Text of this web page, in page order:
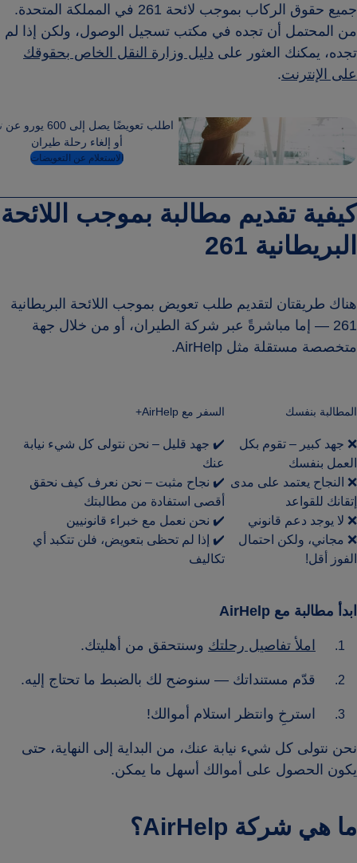
جميع حقوق الركاب بموجب لائحة 261 في المملكة المتحدة.
من المحتمل أن تجده في مكتب تسجيل الوصول، ولكن إذا لم
تجده، يمكنك العثور على دليل وزارة النقل الخاص بحقوقك
على الإنترنت.
اطلب تعويضًا يصل إلى 600
أو إلغاء رحلة طيران
الاستعلام عن التعويضات
كيفية تقديم مطالبة بموجب اللائحة
البريطانية 261
هناك طريقتان لتقديم طلب تعويض بموجب اللائحة البريطانية
261 — إما مباشرةً عبر شركة الطيران، أو من خلال جهة
متخصصة مستقلة مثل AirHelp.
المطالبة بنفسك السفر مع AirHelp+
❌ جهد كبير – تقوم بكل
العمل بنفسك
✔️ جهد قليل – نحن نتولى كل شيء نيابة
عنك
❌ النجاح يعتمد على مدى
إتقانك للقواعد
✔️ نجاح مثبت – نحن نعرف كيف نحقق
أقصى استفادة من مطالبتك
❌ لا يوجد دعم قانوني
✔️ نحن نعمل مع خبراء قانونيين
❌ مجاني، ولكن احتمال
الفوز أقل!
✔️ إذا لم تحظى بتعويض، فلن تتكبد أي
تكاليف
ابدأ مطالبة مع AirHelp
املأ تفاصيل رحلتك وسنتحقق من أهليتك.
قدّم مستنداتك — سنوضح لك بالضبط ما تحتاج إليه.
استرخِ وانتظر استلام أموالك!
نحن نتولى كل شيء نيابة عنك، من البداية إلى النهاية، حتى
يكون الحصول على أموالك أسهل ما يمكن.
ما هي شركة AirHelp؟